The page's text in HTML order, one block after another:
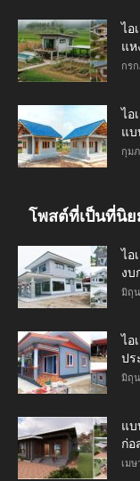
ไอ
แห
กร
ไอ
แบ
กุม
โพสต์ที่เป็นที่นิย
ไอ
งบ
มิถุ
ไอ
ปร
มิถุ
แบ
ก่อ
เม